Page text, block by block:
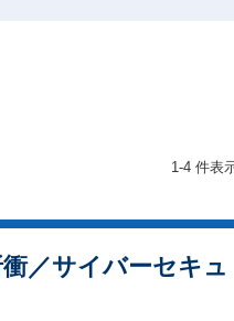
1-4 件表
／サイバーセキュ